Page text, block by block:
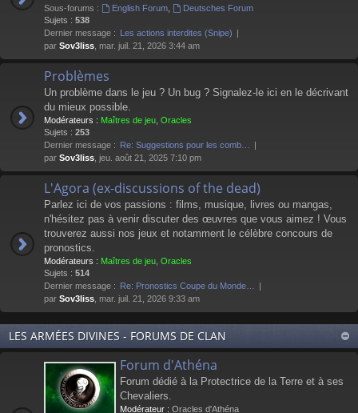
Sous-forums :
English Forum,
Deutsches Forum
Sujets : 538
Dernier message : Les actions interdites (Snipe)
par Sov3liss , mar. juil. 21, 2026 3:44 am
Problèmes
Un problème dans le jeu ? Un bug ? Signalez-le ici en le décrivant
du mieux possible.
Modérateurs : Maîtres de jeu Oracles
Sujets : 253
Dernier message : Re: Suggestions pour les comb…
par Sov3liss , jeu. août 21, 2025 7:10 pm
L'Agora (ex-discussions of the dead)
Parlez ici de vos passions : films, musique, livres ou mangas,
n'hésitez pas à venir discuter des œuvres que vous aimez ! Vous
trouverez aussi nos jeux et notamment le célèbre concours de
pronostics.
Modérateurs : Maîtres de jeu Oracles
Sujets : 514
Dernier message : Re: Pronostics Coupe du Monde…
par Sov3liss , mar. juil. 21, 2026 9:33 am
LES ARMÉES DIVINES - FORUMS DE CLAN
Forum d'Athéna
Forum dédié à la Protectrice de la Terre et à ses
Chevaliers.
Modérateur : Oracles d'Athéna